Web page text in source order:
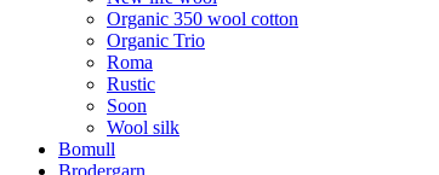
Organic 350 wool cotton
Organic Trio
Roma
Rustic
Soon
Wool silk
Bomull
Brodergarn